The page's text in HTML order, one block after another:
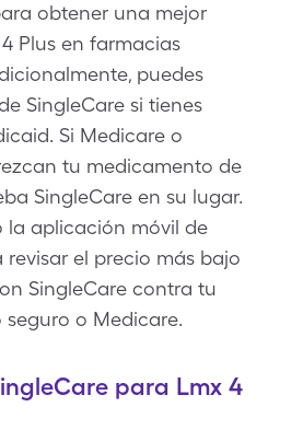
obtener una mejor
Plus en farmacias
puedes
SingleCare si tienes
Si Medicare o
tu medicamento de
SingleCare en su lugar.
la aplicación móvil de
revisar el precio más bajo
SingleCare contra tu
o Medicare.
para Lmx 4